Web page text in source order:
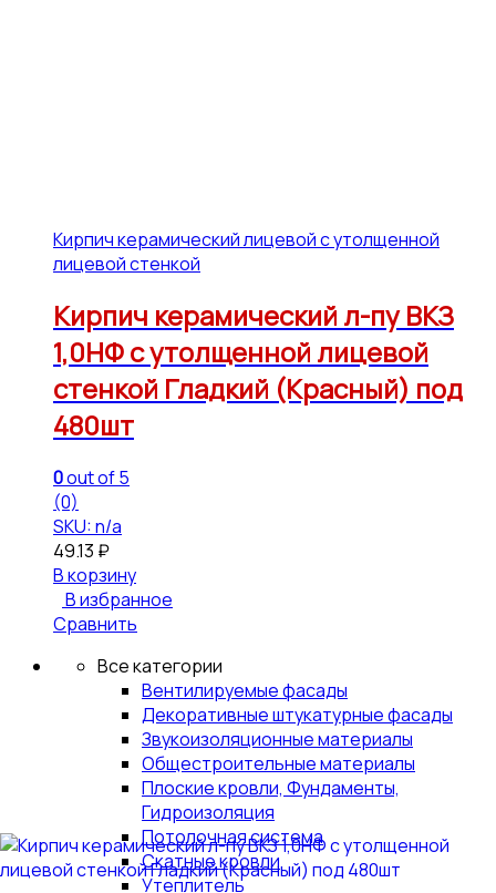
Кирпич керамический лицевой с утолщенной
лицевой стенкой
Кирпич керамический л-пу ВКЗ
1,0НФ с утолщенной лицевой
стенкой Гладкий (Красный) под
480шт
0out of 5
(0)
SKU: n/a
49.13 ₽
В корзину
В избранное
Сравнить
Все категории
Вентилируемые фасады
Декоративные штукатурные фасады
Звукоизоляционные материалы
Общестроительные материалы
Плоские кровли, Фундаменты,
Гидроизоляция
Потолочная система
Скатные кровли
Утеплитель